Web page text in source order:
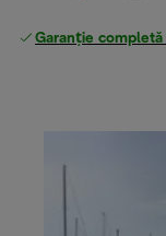
Garanție completă